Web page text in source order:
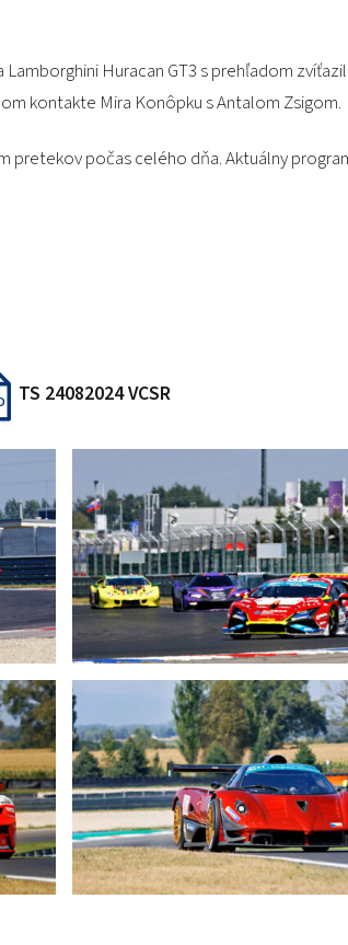
Lamborghini Huracan GT3 s prehľadom
kontakte Mira Konôpku s Antalom Zsigom.
pretekov počas celého dňa. Aktuálny
TS 24082024 VCSR